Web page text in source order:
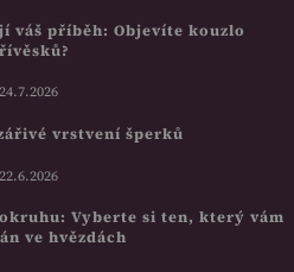
váš příběh: Objevíte kouzlo
24.7.2026
vrstvení šperků
22.6.2026
Vyberte si ten, který vám
ve hvězdách